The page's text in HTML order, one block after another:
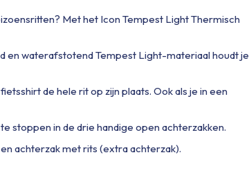
Met het Icon Tempest Light Thermisch
en waterafstotend Tempest Light-materiaal houdt je
de hele rit op zijn plaats. Ook als je in een
stoppen in de drie handige open achterzakken.
achterzak met rits (extra achterzak).